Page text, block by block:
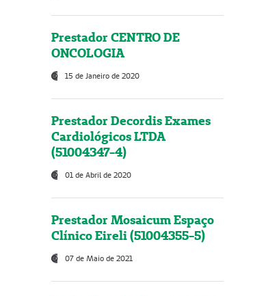
Prestador CENTRO DE
ONCOLOGIA
15 de Janeiro de 2020
Prestador Decordis Exames
Cardiológicos LTDA
(51004347-4)
01 de Abril de 2020
Prestador Mosaicum Espaço
Clínico Eireli (51004355-5)
07 de Maio de 2021